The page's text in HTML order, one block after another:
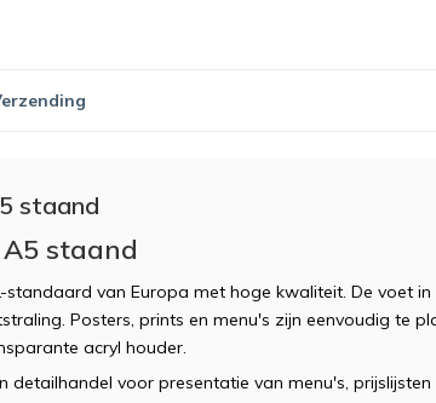
staand
staand
standaard van Europa met hoge kwaliteit. De voet
Posters, prints en menu's zijn eenvoudig te
acryl houder.
detailhandel voor presentatie van menu's, prijslijsten